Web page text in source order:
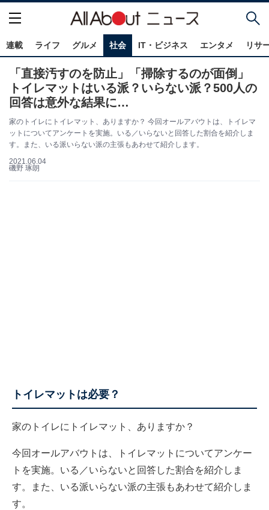
連載 ライフ グルメ 社会 IT・ビジネス エンタメ リサ
「直接汚すのを防止」「掃除するのが面倒」
トイレマットはいる派？いらない派？500人の
回答は意外な結果に…
家のトイレにトイレマット、ありますか？ 今回オールアバウトは、トイレマ
ットについてアンケートを実施。いる／いらないと回答した割合を紹介しま
す。また、いる派いらない派の主張もあわせて紹介します。
2021.06.04
磯野 琢朗
トイレマットは必要？
家のトイレにトイレマット、ありますか？
今回オールアバウトは、トイレマットについてアンケー
トを実施。いる／いらないと回答した割合を紹介しま
す。また、いる派いらない派の主張もあわせて紹介しま
す。